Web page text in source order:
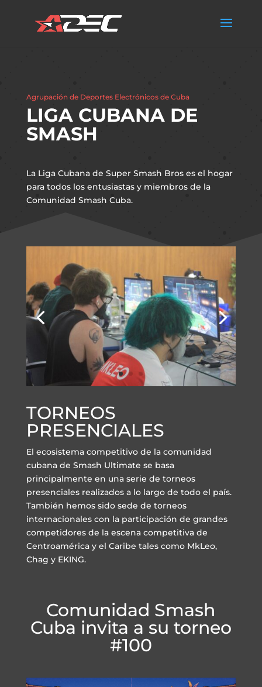
Agrupación de Deportes Electrónicos de Cuba
LIGA CUBANA DE
SMASH
La Liga Cubana de Super Smash Bros es el hogar
para todos los entusiastas y miembros de la
Comunidad Smash Cuba.
TORNEOS
PRESENCIALES
El ecosistema competitivo de la comunidad
cubana de Smash Ultimate se basa
principalmente en una serie de torneos
presenciales realizados a lo largo de todo el país.
También hemos sido sede de torneos
internacionales con la participación de grandes
competidores de la escena competitiva de
Centroamérica y el Caribe tales como MkLeo,
Chag y EKING.
Comunidad Smash
Cuba invita a su torneo
#100